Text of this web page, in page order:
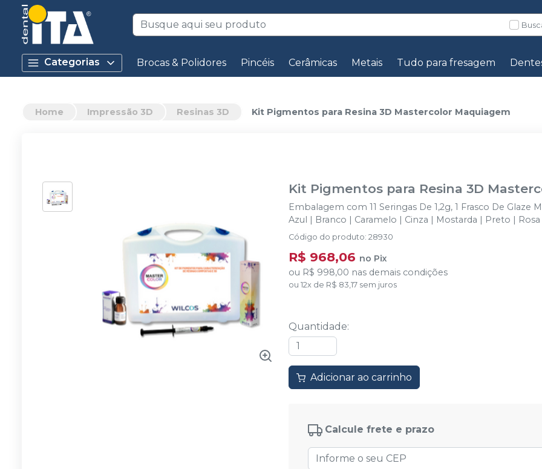
Categorias Brocas & Polidores Pincéis Cerâmicas Metais Tudo para fresagem
Home Impressão 3D Resinas 3D Kit Pigmentos para Resina 3D Mastercolor Maquiagem
Kit Pigmentos para Resina 3D
Embalagem com 11 Seringas De 1,2g, 1 Frasco De
Azul | Branco | Caramelo | Cinza | Mostarda | Preto |
Código do produto:28930
R$ 968,06 no Pix
ou R$ 998,00 nas demais condições
ou 12x de R$ 83,17 sem juros
Quantidade:
Adicionar ao carrinho
Calcule frete e prazo